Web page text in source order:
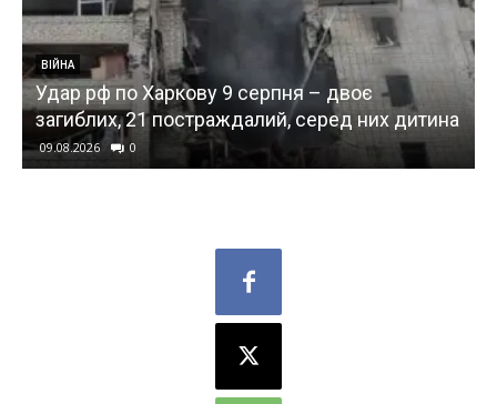
ВІЙНА
Удар рф по Харкову 9 серпня – двоє
загиблих, 21 постраждалий, серед них дитина
09.08.2026 0